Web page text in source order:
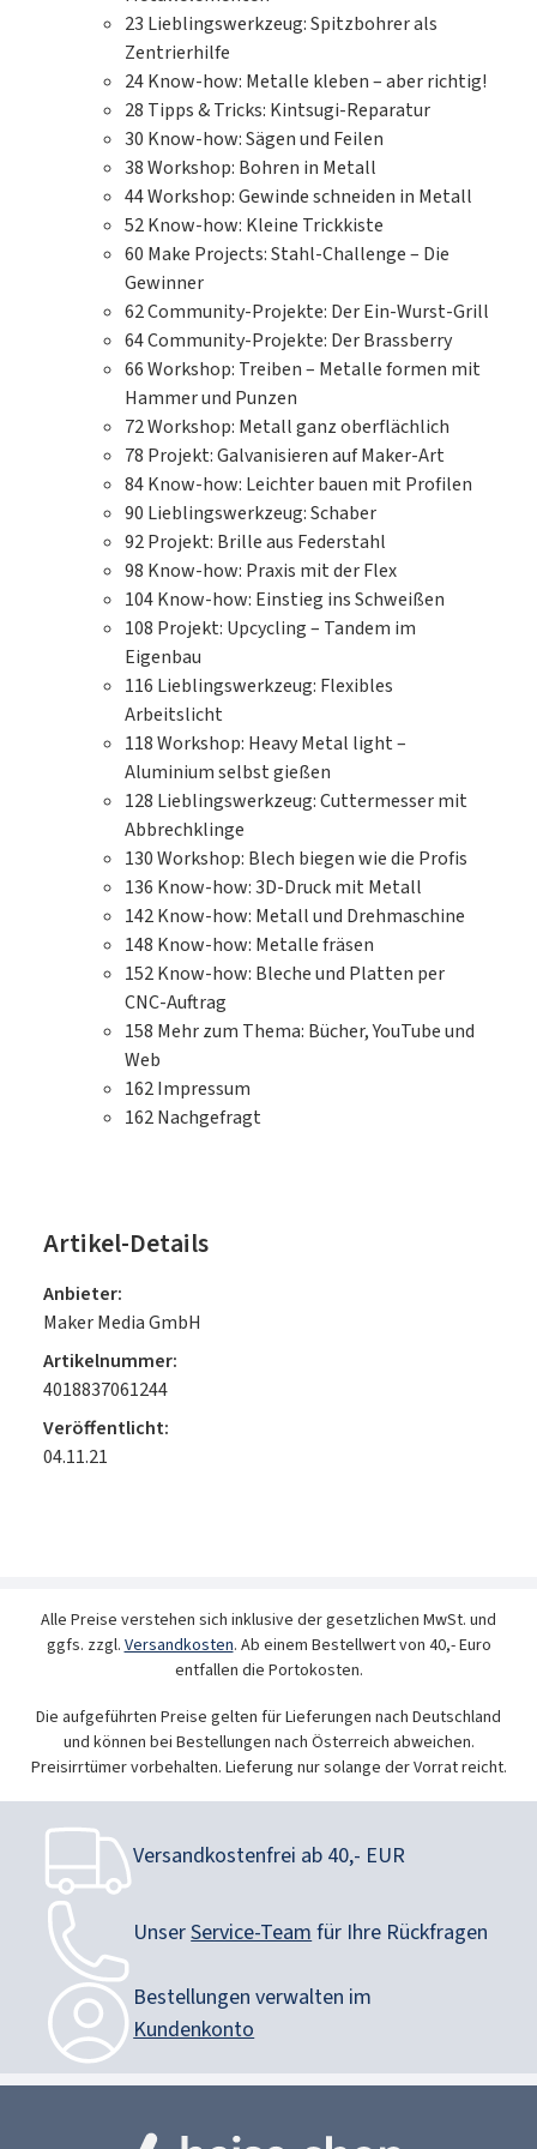
beim Zusammenbau nichts verwechselt
werden kann. So kann man die korrekten
Bauteile und Steckplätze ganz leicht
erkennen.HinweiseZusätzlich benötigt: 3 x
1,5-V-Mignon-Batterie (Typ AA)ACHTUNG!
Für Kinder unter 3 Jahren nicht geeignet –
Erstickungsgefahr, da kleine Teile
verschluckt werden können.ACHTUNG!
Ausschließlich für Kinder von mindestens 10
Jahren geeignet, da elektronische Bauteile
zugänglich sind. Anweisungen für die Eltern
oder andere verantwortliche Personen sind
beigefügt und müssen unbedingt beachtet
werden. Verpackung und Anleitung
aufbewahren, da sie wichtige
Informationen enthalten!Haben Sie Fragen
zum Produkt oder benötigen Hilfe zum
Adventskalender? Im FRANZIS-Support-
Bereich finden Sie die passenden
Antworten. Hier geht’s zu den FAQs zu den
Adventskalendern von FRANZIS.Ersatzteil
benötigt? Sollte beim Aufbau ein Teil
kaputt oder verloren gehen, helfen wir
Ihnen mit dem benötigten Ersatzteil gerne
weiter. Hier geht's zum Ersatzteil-Bereich
zu den Adventskalendern von FRANZIS.
23 Lieblingswerkzeug: Spitzbohrer als
Zentrierhilfe
24Know-how: Metalle kleben – aber richtig!
28 Tipps & Tricks: Kintsugi-Reparatur
30 Know-how: Sägen und Feilen
38Workshop: Bohren in Metall
44Workshop: Gewinde schneiden in Metall
52Know-how: Kleine Trickkiste
60 Make Projects: Stahl-Challenge – Die
Gewinner
62Community-Projekte: Der Ein-Wurst-Grill
64Community-Projekte: Der Brassberry
66Workshop: Treiben – Metalle formen mit
Hammer und Punzen
72Workshop: Metall ganz oberflächlich
78 Projekt: Galvanisieren auf Maker-Art
84Know-how: Leichter bauen mit Profilen
90 Lieblingswerkzeug: Schaber
92Projekt: Brille aus Federstahl
98 Know-how: Praxis mit der Flex
104Know-how: Einstieg ins Schweißen
108 Projekt: Upcycling – Tandem im
Eigenbau
116 Lieblingswerkzeug: Flexibles
Arbeitslicht
118Workshop: Heavy Metal light –
Aluminium selbst gießen
128 Lieblingswerkzeug: Cuttermesser mit
Abbrechklinge
130Workshop: Blech biegen wie die Profis
136 Know-how: 3D-Druck mit Metall
142Know-how: Metall und Drehmaschine
148 Know-how: Metalle fräsen
152Know-how: Bleche und Platten per
CNC-Auftrag
158 Mehr zum Thema: Bücher, YouTube und
Web
162Impressum
162Nachgefragt
Artikel-Details
Anbieter:
Maker Media GmbH
Artikelnummer:
4018837061244
Veröffentlicht:
04.11.21
Alle Preise verstehen sich inklusive der gesetzlichen MwSt. und
ggfs. zzgl.Versandkosten. Ab einem Bestellwert von 40,- Euro
entfallen die Portokosten.
Die aufgeführten Preise gelten für Lieferungen nach Deutschland
und können bei Bestellungen nach Österreich abweichen.
Preisirrtümer vorbehalten. Lieferung nur solange der Vorrat reicht.
Versandkostenfrei ab 40,- EUR
UnserService-Team für Ihre Rückfragen
Bestellungen verwalten im
Kundenkonto